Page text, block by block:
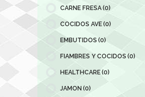
CARNE FRESA(0)
COCIDOS AVE(0)
EMBUTIDOS (0)
FIAMBRES Y COCIDOS (0)
HEALTHCARE(0)
JAMON (0)